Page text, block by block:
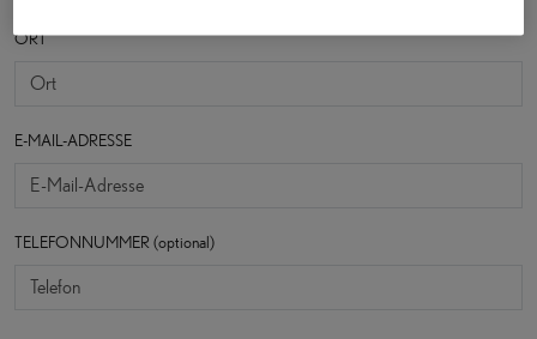
ORT
E-MAIL-ADRESSE
TELEFONNUMMER (optional)